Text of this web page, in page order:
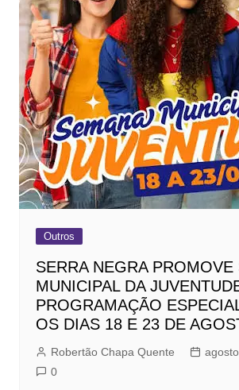
Outros
SERRA NEGRA PROMOVE
MUNICIPAL DA
PROGRAMAÇÃO
OS DIAS 18 E 23 DE
Robertão Chapa Quente
0